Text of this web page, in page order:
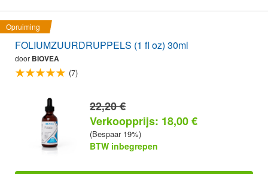
Opruiming
FOLIUMZUURDRUPPELS (1 fl oz) 30ml
door BIOVEA
(7)
22,20 €
Verkoopprijs: 18,00 €
(Bespaar 19%)
BTW inbegrepen